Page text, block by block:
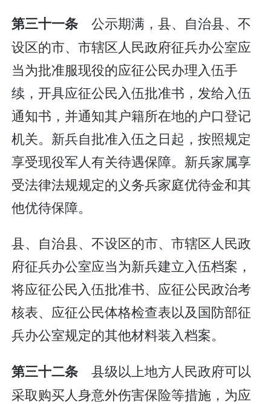
第三十一条 公示期满，县、自治县、不
设区的市、市辖区人民政府征兵办公室应
当为批准服现役的应征公民办理入伍手
续，开具应征公民入伍批准书，发给入伍
通知书，并通知其户籍所在地的户口登记
机关。新兵自批准入伍之日起，按照规定
享受现役军人有关待遇保障。新兵家属享
受法律法规规定的义务兵家庭优待金和其
他优待保障。
县、自治县、不设区的市、市辖区人民政
府征兵办公室应当为新兵建立入伍档案，
将应征公民入伍批准书、应征公民政治考
核表、应征公民体格检查表以及国防部征
兵办公室规定的其他材料装入档案。
第三十二条 县级以上地方人民政府可以
采取购买人身意外伤害保险等措施，为应